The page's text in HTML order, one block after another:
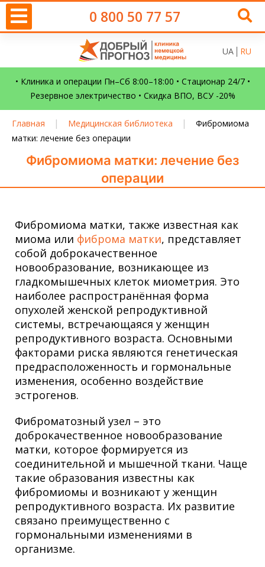
0 800 50 77 57
UA RU
• Клиника и операции Пн–Сб 8:00–18:00 • Стационар 24/7 •
Резервное электричество • Скидка ВПО, ВСУ -20%
Главная | Медицинская библиотека |
Фибромиома
матки: лечение без операции
Фибромиома матки: лечение без
операции
Фибромиома матки, также известная как
миома или фиброма матки, представляет
собой доброкачественное
новообразование, возникающее из
гладкомышечных клеток миометрия. Это
наиболее распространённая форма
опухолей женской репродуктивной
системы, встречающаяся у женщин
репродуктивного возраста. Основными
факторами риска являются генетическая
предрасположенность и гормональные
изменения, особенно воздействие
эстрогенов.
Фиброматозный узел – это
доброкачественное новообразование
матки, которое формируется из
соединительной и мышечной ткани. Чаще
такие образования известны как
фибромиомы и возникают у женщин
репродуктивного возраста. Их развитие
связано преимущественно с
гормональными изменениями в
организме.